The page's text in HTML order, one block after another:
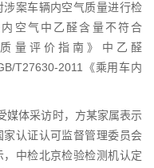
案车辆内空气质量进行检
空气中乙醛含量不符合
质量评价指南》中乙醛
T27630-2011《乘用车内
媒体采访时，方某家属表示
认证认可监督管理委员会
中检北京检验检测机认定